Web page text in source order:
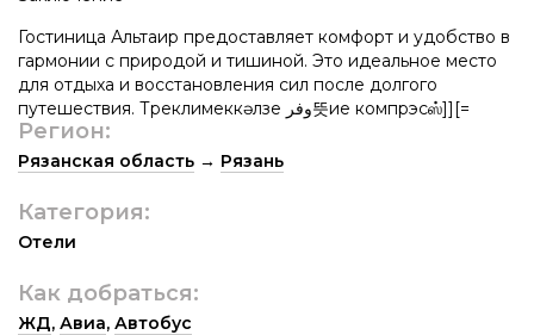
Гостиница Альтаир предоставляет комфорт и удобство в
гармонии с природой и тишиной. Это идеальное место
для отдыха и восстановления сил после долгого
путешествия. Түреклимеккәлзе وفر뜻ие компрэсஸ்]][=
Регион:
Рязанская область → Рязань
Категория:
Отели
Как добраться:
ЖД, Авиа, Автобус